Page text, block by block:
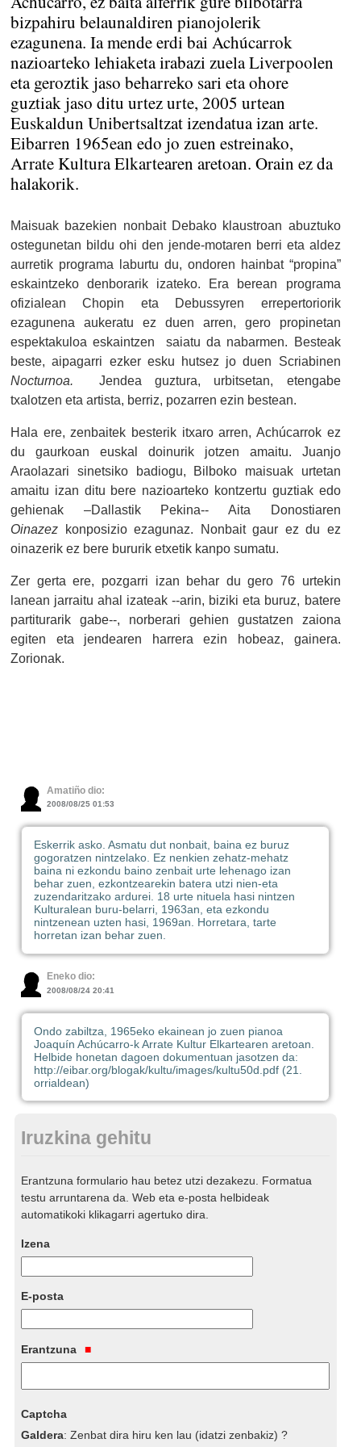
bizpahiru belaunaldiren pianojolerik
ezagunena. Ia mende erdi bai Achúcarrok
nazioarteko lehiaketa irabazi zuela Liverpoolen
eta geroztik jaso beharreko sari eta ohore
guztiak jaso ditu urtez urte, 2005 urtean
Euskaldun Unibertsaltzat izendatua izan arte.
Eibarren 1965ean edo jo zuen estreinako,
Arrate Kultura Elkartearen aretoan. Orain ez da
halakorik.
Maisuak bazekien nonbait Debako klaustroan abuztuko
ostegunetan bildu ohi den jende-motaren berri eta aldez
aurretik programa laburtu du, ondoren hainbat “propina”
eskaintzeko denborarik izateko. Era berean programa
ofizialean Chopin eta Debussyren errepertoriorik
ezagunena aukeratu ez duen arren, gero propinetan
espektakuloa eskaintzen saiatu da nabarmen. Besteak
beste, aipagarri ezker esku hutsez jo duen Scriabinen
Nocturnoa. Jendea guztura, urbitsetan, etengabe
txalotzen eta artista, berriz, pozarren ezin bestean.
Hala ere, zenbaitek besterik itxaro arren, Achúcarrok ez
du gaurkoan euskal doinurik jotzen amaitu. Juanjo
Araolazari sinetsiko badiogu, Bilboko maisuak urtetan
amaitu izan ditu bere nazioarteko kontzertu guztiak edo
gehienak –Dallastik Pekina-- Aita Donostiaren
Oinazez konposizio ezagunaz. Nonbait gaur ez du ez
oinazerik ez bere bururik etxetik kanpo sumatu.
Zer gerta ere, pozgarri izan behar du gero 76 urtekin
lanean jarraitu ahal izateak --arin, biziki eta buruz, batere
partiturarik gabe--, norberari gehien gustatzen zaiona
egiten eta jendearen harrera ezin hobeaz, gainera.
Zorionak.
Amatiño dio:
2008/08/25 01:53
Eskerrik asko. Asmatu dut nonbait, baina ez buruz
gogoratzen nintzelako. Ez nenkien zehatz-mehatz
baina ni ezkondu baino zenbait urte lehenago izan
behar zuen, ezkontzearekin batera utzi nien-eta
zuzendaritzako ardurei. 18 urte nituela hasi nintzen
Kulturalean buru-belarri, 1963an, eta ezkondu
nintzenean uzten hasi, 1969an. Horretara, tarte
horretan izan behar zuen.
Eneko dio:
2008/08/24 20:41
Ondo zabiltza, 1965eko ekainean jo zuen pianoa
Joaquín Achúcarro-k Arrate Kultur Elkartearen aretoan.
Helbide honetan dagoen dokumentuan jasotzen da:
http://eibar.org/blogak/kultu/images/kultu50d.pdf (21.
orrialdean)
Iruzkina gehitu
Erantzuna formulario hau betez utzi dezakezu. Formatua
testu arruntarena da. Web eta e-posta helbideak
automatikoki klikagarri agertuko dira.
Izena
E-posta
Erantzuna
Captcha
Galdera:Zenbat dira hiru ken lau (idatzi zenbakiz) ?